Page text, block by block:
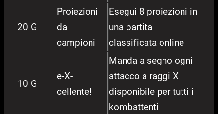
20 G
Proiezioni
da
campioni
Esegui 8 proiezioni in
una partita
classificata online
10 G
e-X-
cellente!
Manda a segno ogni
attacco a raggi X
disponibile per tutti i
kombattenti